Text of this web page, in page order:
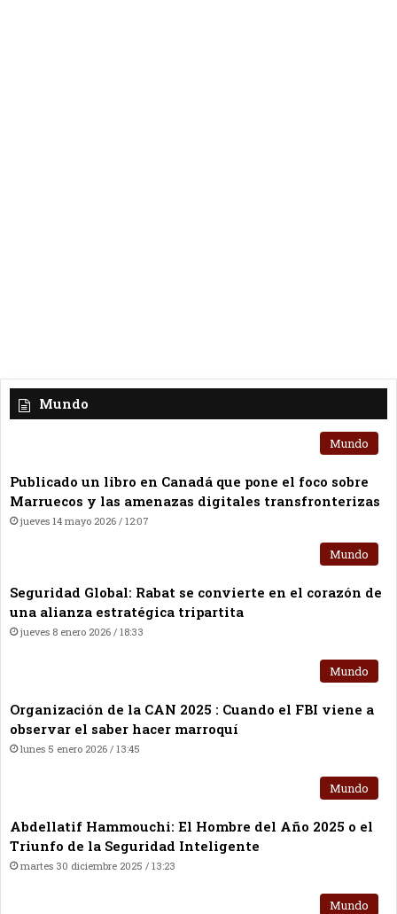
Mundo
Mundo
Publicado un libro en Canadá que pone el foco sobre
Marruecos y las amenazas digitales transfronterizas
jueves 14 mayo 2026 / 12:07
Mundo
Seguridad Global: Rabat se convierte en el corazón de
una alianza estratégica tripartita
jueves 8 enero 2026 / 18:33
Mundo
Organización de la CAN 2025 : Cuando el FBI viene a
observar el saber hacer marroquí
lunes 5 enero 2026 / 13:45
Mundo
Abdellatif Hammouchi: El Hombre del Año 2025 o el
Triunfo de la Seguridad Inteligente
martes 30 diciembre 2025 / 13:23
Mundo